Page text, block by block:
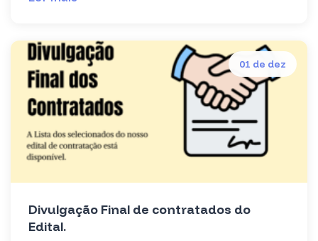
01 de dez
Divulgação Final de contratados do
Edital.